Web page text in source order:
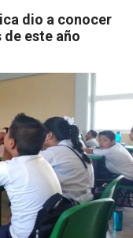
q
u
dio a conocer
de este año